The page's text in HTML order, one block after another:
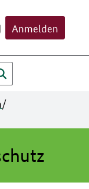
Anmelden
/